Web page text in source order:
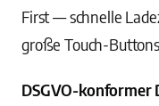
First — schnelle
große Touch-
DSGVO-konformer